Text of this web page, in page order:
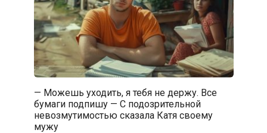
— Можешь уходить, я тебя не держу. Все
бумаги подпишу — С подозрительной
невозмутимостью сказала Катя своему
мужу